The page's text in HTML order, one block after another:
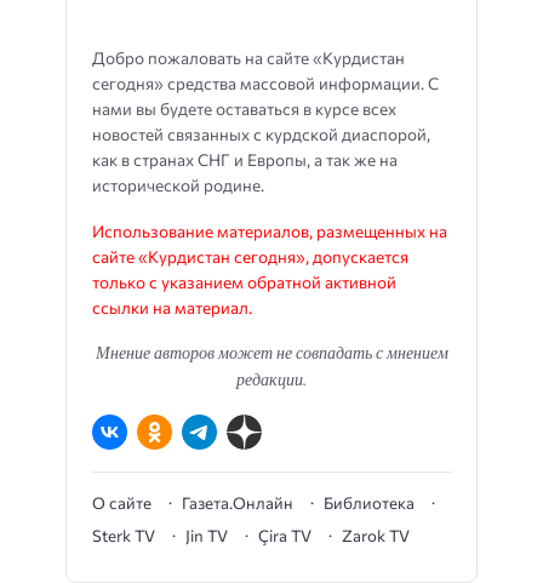
Добро пожаловать на сайте «Курдистан
сегодня» средства массовой информации. С
нами вы будете оставаться в курсе всех
новостей связанных с курдской диаспорой,
как в странах СНГ и Европы, а так же на
исторической родине.
Использование материалов, размещенных на
сайте «Курдистан сегодня», допускается
только с указанием обратной активной
ссылки на материал.
Мнение авторов может не совпадать с мнением
редакции.
О сайте Газета.Онлайн
Библиотека
Sterk TV
Jin TV Çira TV Zarok TV